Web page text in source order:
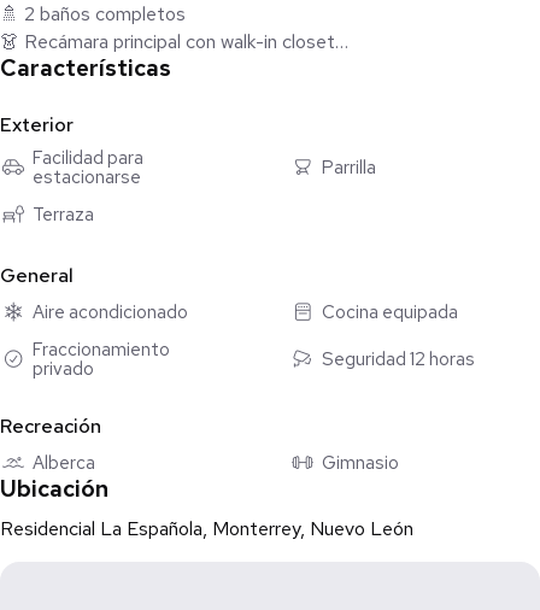
🚿 2 baños completos
👗 Recámara principal con walk-in closet
🏊‍♀️ Alberca
🏋️ Gym
🛋️ Sala lounge
🐾 Área de mascotas
👶 Área para niños
🏃‍♂️ Vitapista
💰 $35,000 mensuales
Características
Exterior
Facilidad para
estacionarse
Parrilla
Terraza
General
Aire acondicionado
Cocina equipada
Fraccionamiento
privado
Seguridad 12 horas
Recreación
Alberca Gimnasio
Ubicación
Residencial La Española, Monterrey, Nuevo León